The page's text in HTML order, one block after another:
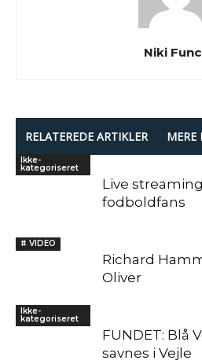
Niki
RELATEREDE ARTIKLER MERE
Ikke-
kategoriseret
Live
fodboldfans
# VIDEO
Richard
Oliver
Ikke-
kategoriseret
FUNDET: Blå
savnes i Vejle